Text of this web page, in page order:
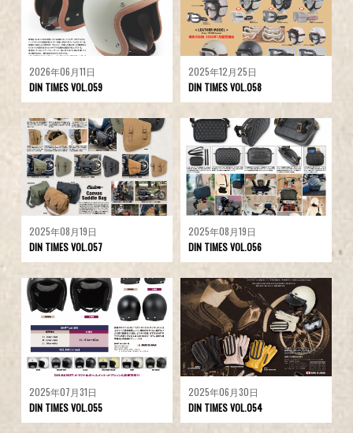
2026年06月11日
DIN TIMES VOL.059
2025年12月25日
DIN TIMES VOL.058
2025年08月19日
DIN TIMES VOL.057
2025年08月19日
DIN TIMES VOL.056
2025年07月31日
DIN TIMES VOL.055
2025年06月30日
DIN TIMES VOL.054